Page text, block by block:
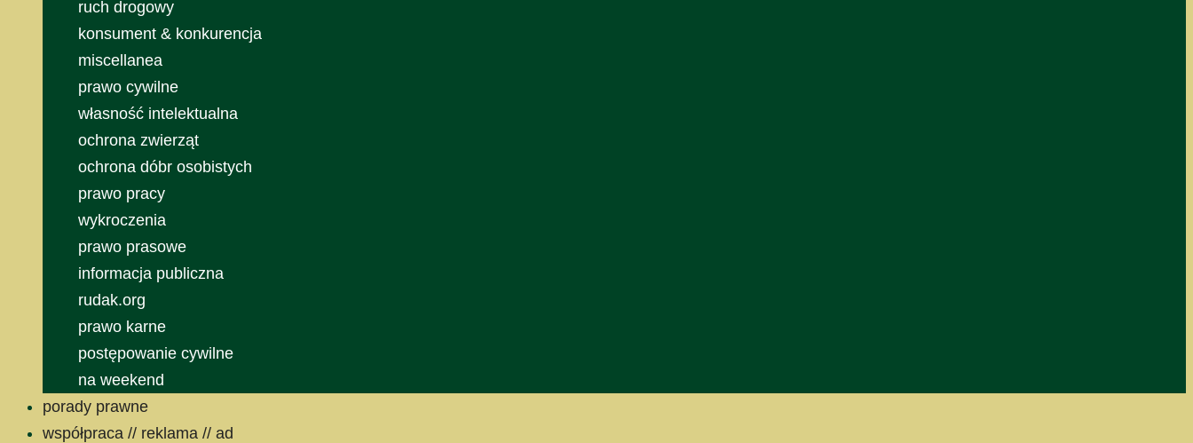
ruch drogowy
konsument & konkurencja
miscellanea
prawo cywilne
własność intelektualna
ochrona zwierząt
ochrona dóbr osobistych
prawo pracy
wykroczenia
prawo prasowe
informacja publiczna
rudak.org
prawo karne
postępowanie cywilne
na weekend
porady prawne
współpraca // reklama // ad